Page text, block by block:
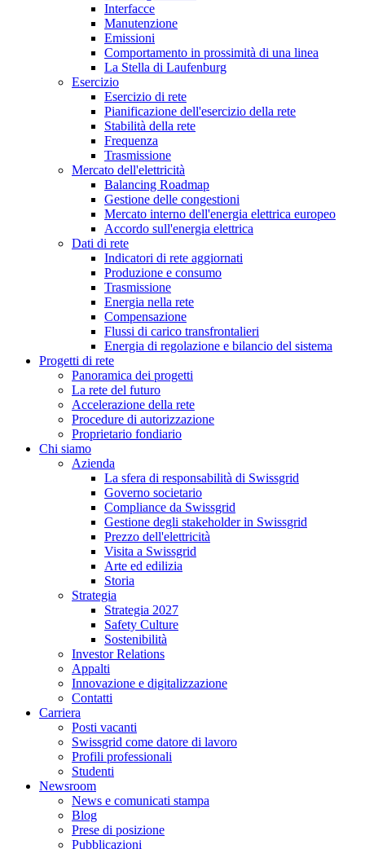
Interfacce
Manutenzione
Emissioni
Comportamento in prossimità di una linea
La Stella di Laufenburg
Esercizio
Esercizio di rete
Pianificazione dell'esercizio della rete
Stabilità della rete
Frequenza
Trasmissione
Mercato dell'elettricità
Balancing Roadmap
Gestione delle congestioni
Mercato interno dell'energia elettrica europeo
Accordo sull'energia elettrica
Dati di rete
Indicatori di rete aggiornati
Produzione e consumo
Trasmissione
Energia nella rete
Compensazione
Flussi di carico transfrontalieri
Energia di regolazione e bilancio del sistema
Progetti di rete
Panoramica dei progetti
La rete del futuro
Accelerazione della rete
Procedure di autorizzazione
Proprietario fondiario
Chi siamo
Azienda
La sfera di responsabilità di Swissgrid
Governo societario
Compliance da Swissgrid
Gestione degli stakeholder in Swissgrid
Prezzo dell'elettricità
Visita a Swissgrid
Arte ed edilizia
Storia
Strategia
Strategia 2027
Safety Culture
Sostenibilità
Investor Relations
Appalti
Innovazione e digitalizzazione
Contatti
Carriera
Posti vacanti
Swissgrid come datore di lavoro
Profili professionali
Studenti
Newsroom
News e comunicati stampa
Blog
Prese di posizione
Pubblicazioni